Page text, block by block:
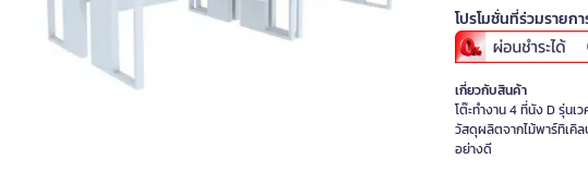
โปรโมชั่นที่ร่วมรายกา
เกี่ยวกับสินค้า
โต๊ะทำงาน 4 ที่นัง D รุ่นเ
วัสดุผลิตจากไม้พาร์ทิเคิ